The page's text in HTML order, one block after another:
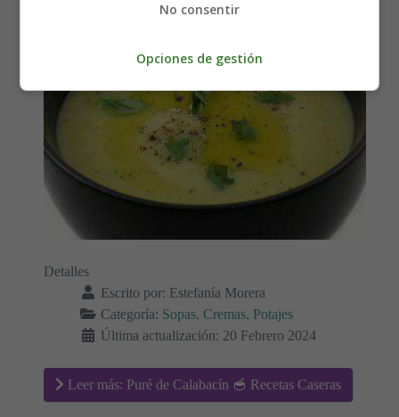
Detalles
Escrito por: Estefanía Morera
Categoría: Sopas, Cremas, Potajes
Última actualización: 20 Febrero 2024
Leer más: Puré de Calabacín 🥣 Recetas Caseras
No consentir
Opciones de gestión